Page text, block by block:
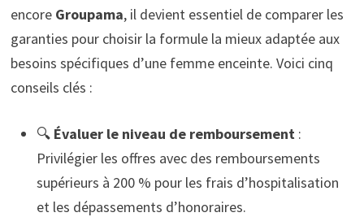
encore Groupama, il devient essentiel de comparer les
garanties pour choisir la formule la mieux adaptée aux
besoins spécifiques d’une femme enceinte. Voici cinq
conseils clés :
🔍 Évaluer le niveau de remboursement :
Privilégier les offres avec des remboursements
supérieurs à 200 % pour les frais d’hospitalisation
et les dépassements d’honoraires.